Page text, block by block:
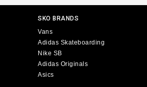
SKO BRANDS
Vans
Adidas Skateboarding
Nike SB
Adidas Originals
Asics